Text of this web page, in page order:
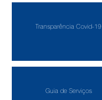
Transparência Covid-19
Guia de Serviços